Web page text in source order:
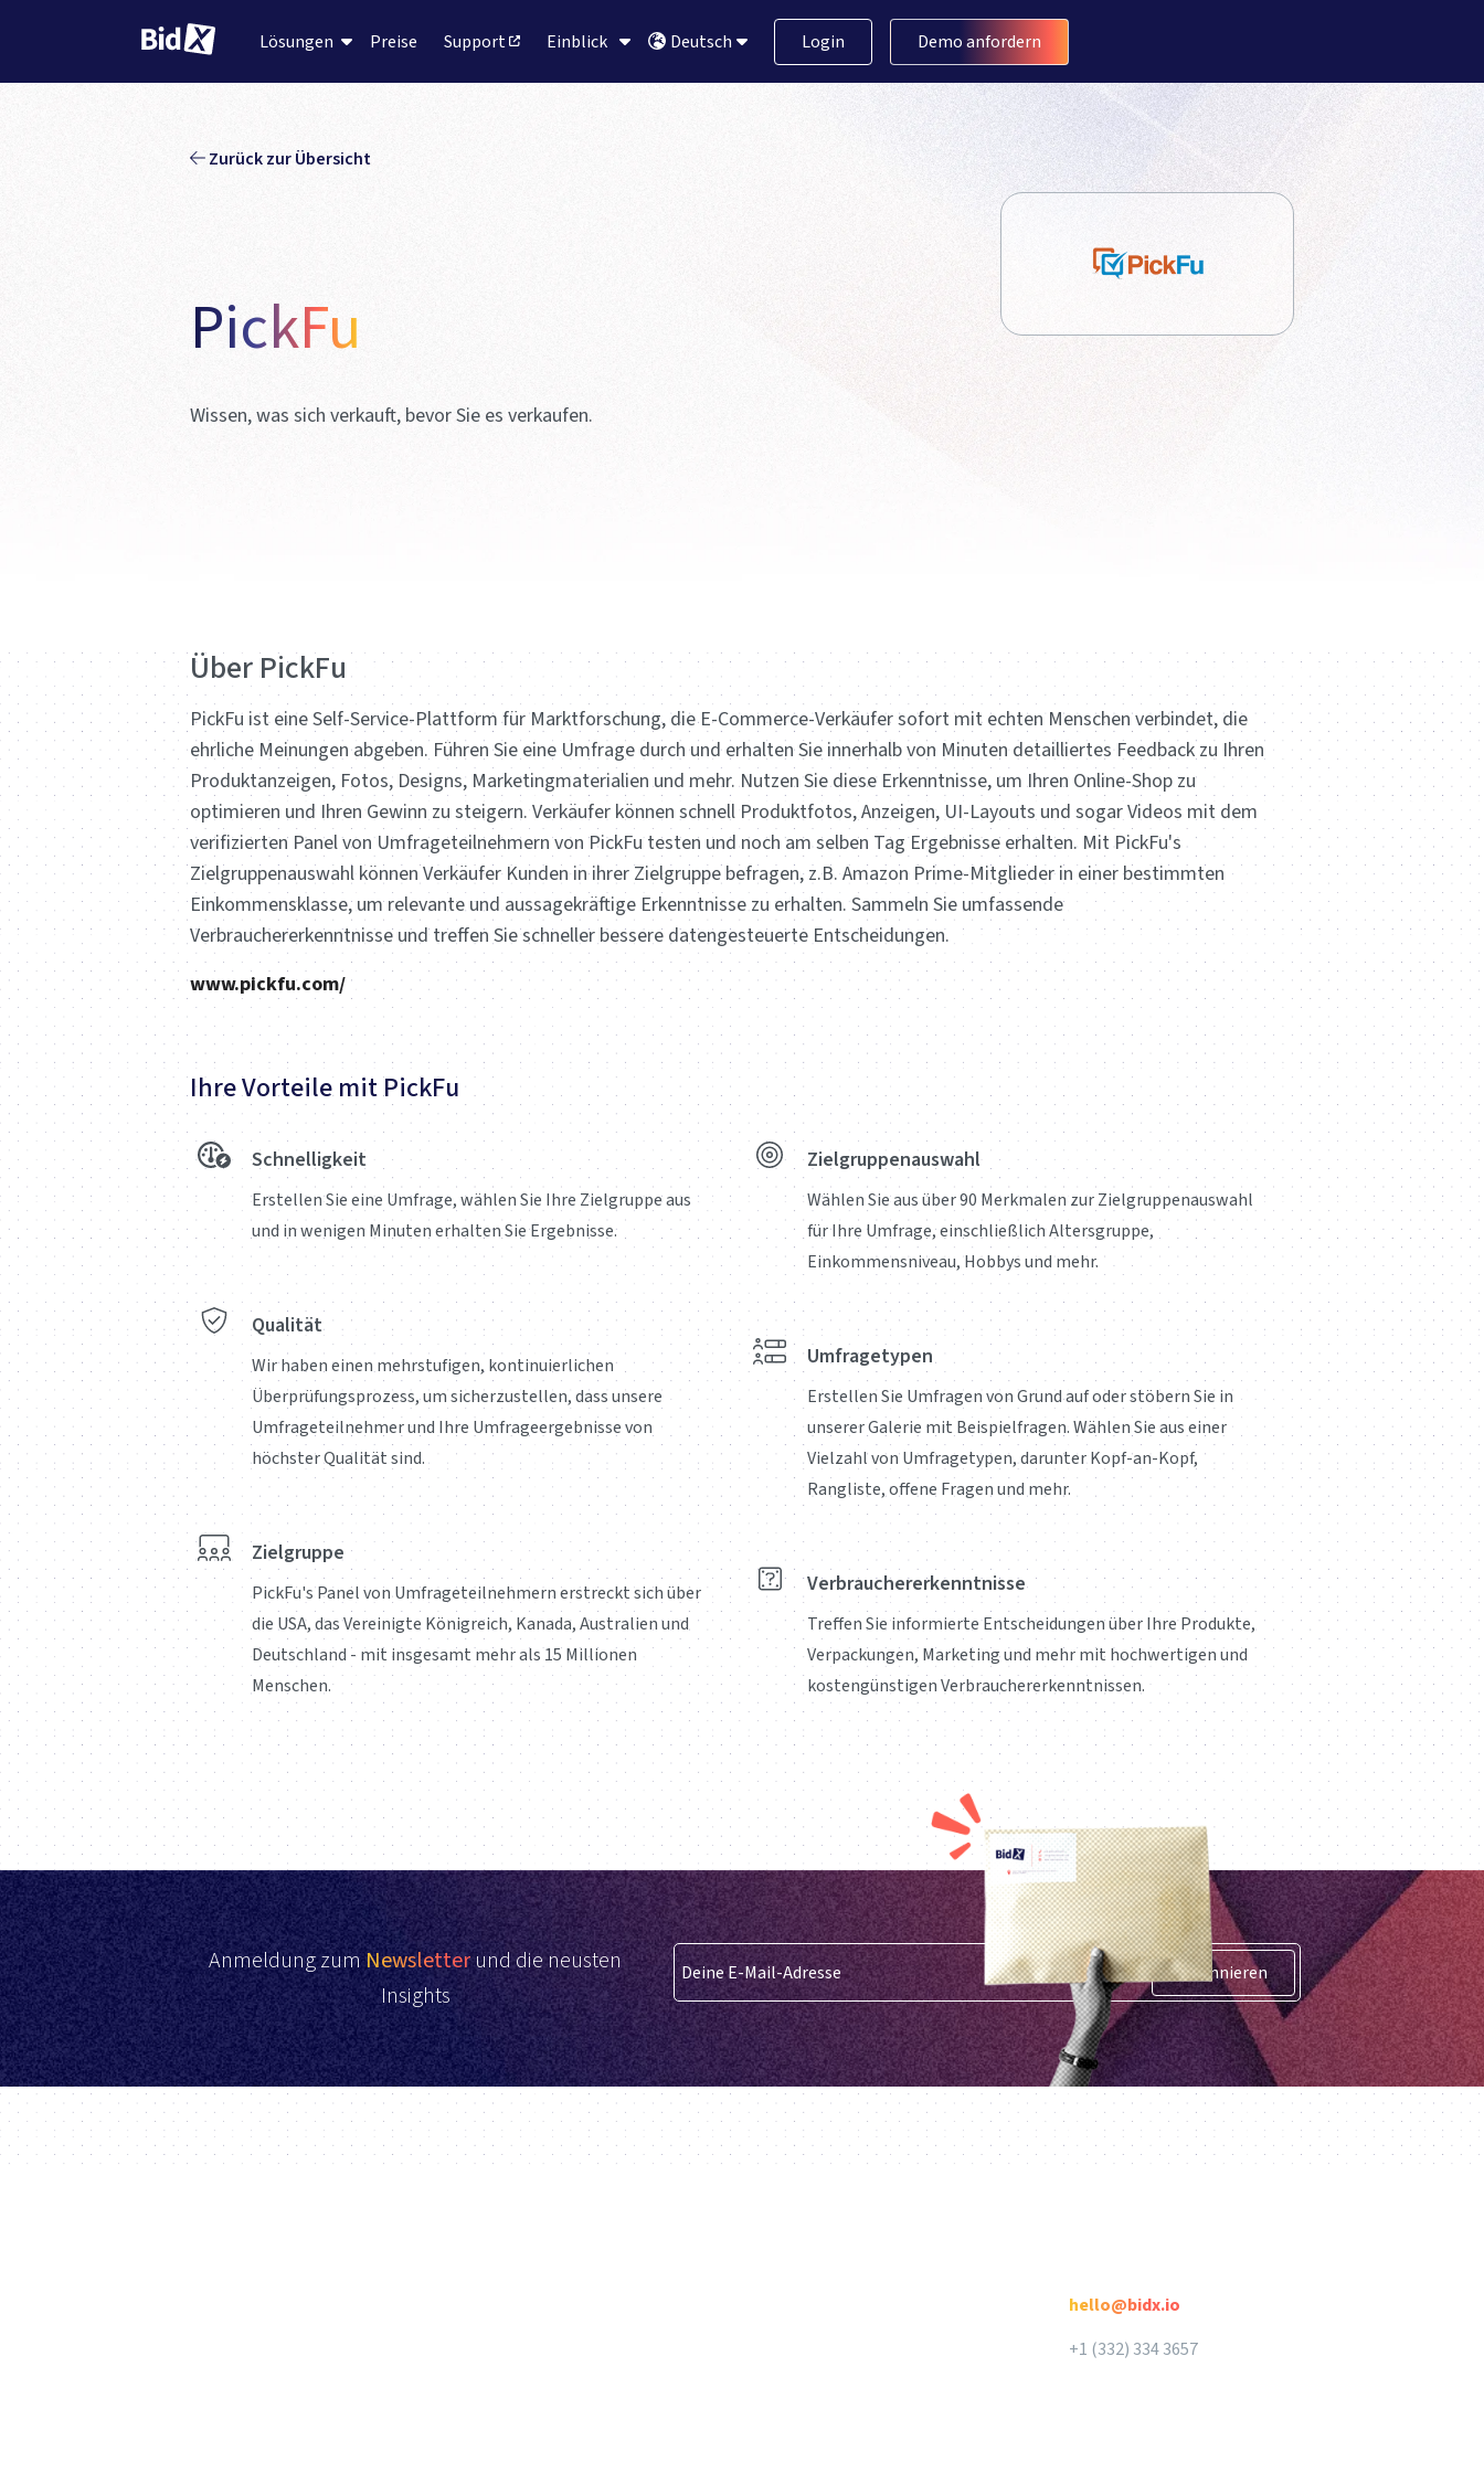
Lösungen Preise Support Einblick Deutsch Login Demo anfordern
Zurück zur Übersicht
PickFu
Wissen, was sich verkauft, bevor Sie es verkaufen.
Über PickFu
PickFu ist eine Self-Service-Plattform für Marktforschung, die E-Commerce-Verkäufer sofort mit echten Menschen verbindet, die
ehrliche Meinungen abgeben. Führen Sie eine Umfrage durch und erhalten Sie innerhalb von Minuten detailliertes Feedback zu Ihren
Produktanzeigen, Fotos, Designs, Marketingmaterialien und mehr. Nutzen Sie diese Erkenntnisse, um Ihren Online-Shop zu
optimieren und Ihren Gewinn zu steigern. Verkäufer können schnell Produktfotos, Anzeigen, UI-Layouts und sogar Videos mit dem
verifizierten Panel von Umfrageteilnehmern von PickFu testen und noch am selben Tag Ergebnisse erhalten. Mit PickFu's
Zielgruppenauswahl können Verkäufer Kunden in ihrer Zielgruppe befragen, z.B. Amazon Prime-Mitglieder in einer bestimmten
Einkommensklasse, um relevante und aussagekräftige Erkenntnisse zu erhalten. Sammeln Sie umfassende
Verbrauchererkenntnisse und treffen Sie schneller bessere datengesteuerte Entscheidungen.
www.pickfu.com/
Ihre Vorteile mit PickFu
Schnelligkeit
Erstellen Sie eine Umfrage, wählen Sie Ihre Zielgruppe aus
und in wenigen Minuten erhalten Sie Ergebnisse.
Qualität
Wir haben einen mehrstufigen, kontinuierlichen
Überprüfungsprozess, um sicherzustellen, dass unsere
Umfrageteilnehmer und Ihre Umfrageergebnisse von
höchster Qualität sind.
Zielgruppe
PickFu's Panel von Umfrageteilnehmern erstreckt sich über
die USA, das Vereinigte Königreich, Kanada, Australien und
Deutschland - mit insgesamt mehr als 15 Millionen
Menschen.
Zielgruppenauswahl
Wählen Sie aus über 90 Merkmalen zur Zielgruppenauswahl
für Ihre Umfrage, einschließlich Altersgruppe,
Einkommensniveau, Hobbys und mehr.
Umfragetypen
Erstellen Sie Umfragen von Grund auf oder stöbern Sie in
unserer Galerie mit Beispielfragen. Wählen Sie aus einer
Vielzahl von Umfragetypen, darunter Kopf-an-Kopf,
Rangliste, offene Fragen und mehr.
Verbrauchererkenntnisse
Treffen Sie informierte Entscheidungen über Ihre Produkte,
Verpackungen, Marketing und mehr mit hochwertigen und
kostengünstigen Verbrauchererkenntnissen.
Anmeldung zumNewsletterund die neusten
Insights
Abonnieren
hello@bidx.io
+1 (332) 334 3657‬‬